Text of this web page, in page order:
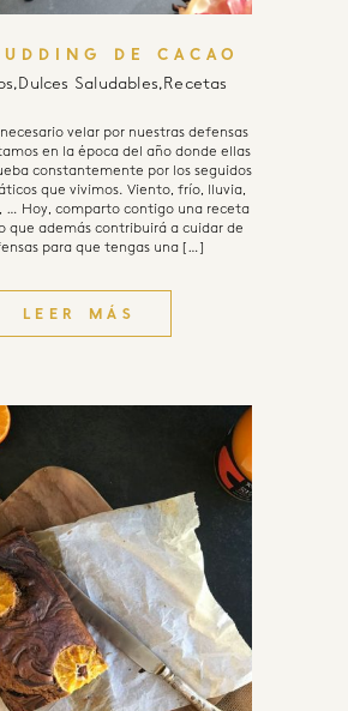
DE CACAO
,Dulces Saludables,Recetas
velar por nuestras defensas
en la época del año donde ellas
constantemente por los seguidos
que vivimos. Viento, frío, lluvia,
… Hoy, comparto contigo una receta
que además contribuirá a cuidar de
para que tengas una […]
LEER MÁS